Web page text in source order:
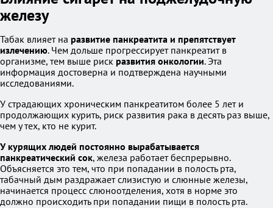
железу
Табак влияет на развитие панкреатита и препятствует
излечению. Чем дольше прогрессирует панкреатит в
организме, тем выше риск развития онкологии. Эта
информация достоверна и подтверждена научными
исследованиями.
У страдающих хроническим панкреатитом более 5 лет и
продолжающих курить, риск развития рака в десять раз выше,
чем у тех, кто не курит.
У курящих людей постоянно вырабатывается
панкреатический сок, железа работает беспрерывно.
Объясняется это тем, что при попадании в полость рта,
табачный дым раздражает слизистую и слюнные железы,
начинается процесс слюноотделения, хотя в норме это
должно происходить при попадании пищи в полость рта.